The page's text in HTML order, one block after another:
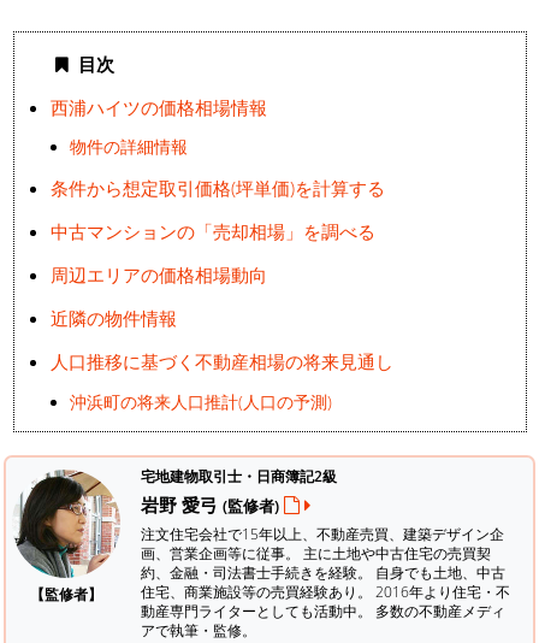
目次
西浦ハイツの価格相場情報
物件の詳細情報
条件から想定取引価格(坪単価)を計算する
中古マンションの「売却相場」を調べる
周辺エリアの価格相場動向
近隣の物件情報
人口推移に基づく不動産相場の将来見通し
沖浜町の将来人口推計(人口の予測)
【監修者】
宅地建物取引士・日商簿記2級
岩野 愛弓 (監修者)
注文住宅会社で15年以上、不動産売買、建築デザイン企
画、営業企画等に従事。 主に土地や中古住宅の売買契
約、金融・司法書士手続きを経験。 自身でも土地、中古
住宅、商業施設等の売買経験あり。 2016年より住宅・不
動産専門ライターとしても活動中。 多数の不動産メディ
アで執筆・監修。